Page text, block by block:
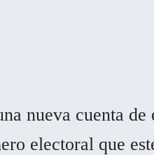
nueva cuenta de
electoral que